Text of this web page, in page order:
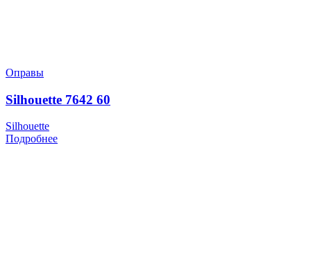
Оправы
Silhouette 7642 60
Silhouette
Подробнее